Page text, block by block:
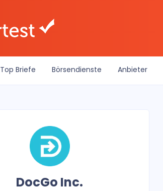
Top Briefe Börsendienste Anbieter
DocGo Inc.